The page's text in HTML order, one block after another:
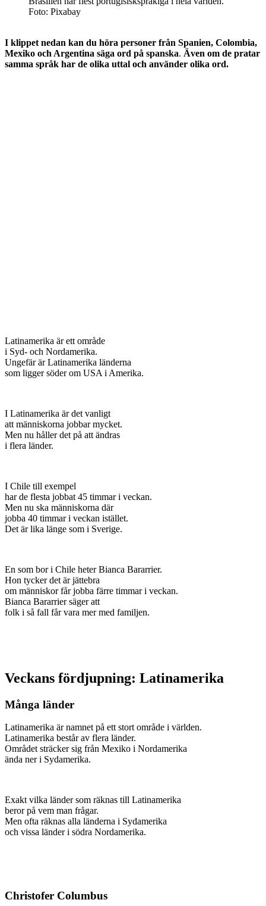
Foto: Pixabay
I klippet nedan kan du höra personer från Spanien, Colombia,
Mexiko och Argentina säga ord på spanska. Även om de pratar
samma språk har de olika uttal och använder olika ord.
Latinamerika är ett område
i Syd- och Nordamerika.
Ungefär är Latinamerika länderna
som ligger söder om USA i Amerika.
I Latinamerika är det vanligt
att människorna jobbar mycket.
Men nu håller det på att ändras
i flera länder.
I Chile till exempel
har de flesta jobbat 45 timmar i veckan.
Men nu ska människorna där
jobba 40 timmar i veckan istället.
Det är lika länge som i Sverige.
En som bor i Chile heter Bianca Bararrier.
Hon tycker det är jättebra
om människor får jobba färre timmar i veckan.
Bianca Bararrier säger att
folk i så fall får vara mer med familjen.
Veckans fördjupning: Latinamerika
Många länder
Latinamerika är namnet på ett stort område i världen.
Latinamerika består av flera länder.
Området sträcker sig från Mexiko i Nordamerika
ända ner i Sydamerika.
Exakt vilka länder som räknas till Latinamerika
beror på vem man frågar.
Men ofta räknas alla länderna i Sydamerika
och vissa länder i södra Nordamerika.
Christofer Columbus